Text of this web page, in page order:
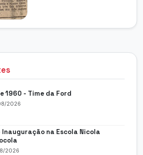
1960 - Time da Ford
2026
Inauguração na Escola Nicola
2026